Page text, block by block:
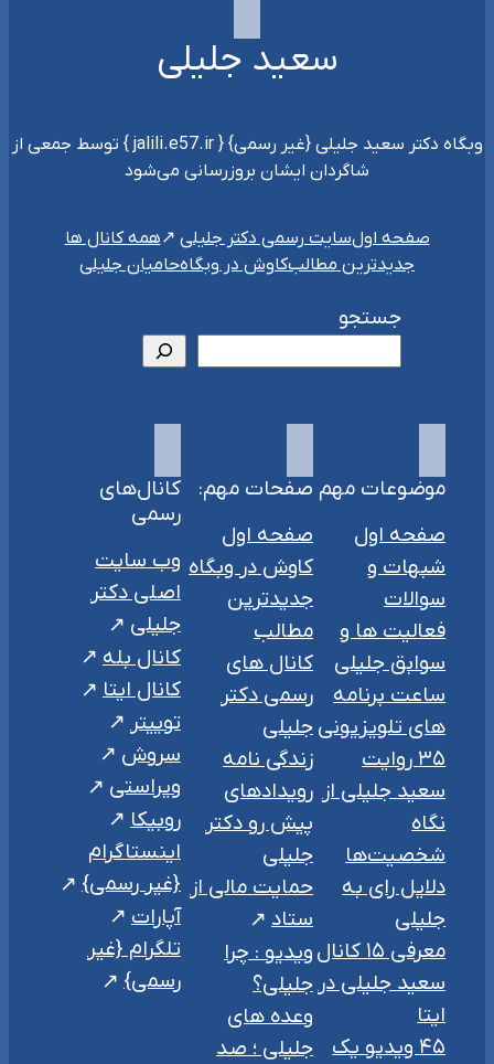
سعید جلیلی
وبگاه دکتر سعید جلیلی {غیر رسمی} { jalili.e57.ir } توسط جمعی از
شاگردان ایشان بروزرسانی می‌شود
صفحه اولسایت رسمی دکتر جلیلی
همه کانال ها
جدیدترین مطالبکاوش در وبگاهحامیان جلیلی
جستجو
موضوعات مهم
صفحه اول
شبهات و
سوالات
فعالیت ها و
سوابق جلیلی
ساعت برنامه
های تلویزیونی
۳۵ روایت
سعید جلیلی از
نگاه
شخصیت‌ها
دلایل رای به
جلیلی
معرفی ۱۵ کانال
سعید جلیلی در
ایتا
۴۵ ویدیو یک
صفحات مهم:
صفحه اول
کاوش در وبگاه
جدیدترین
مطالب
کانال های
رسمی دکتر
جلیلی
زندگی نامه
رویدادهای
پیش رو دکتر
جلیلی
حمایت مالی از
ستاد
ویدیو : چرا
جلیلی؟
وعده های
جلیلی ؛ صد
کانال‌های
رسمی
وب سایت
اصلی دکتر
جلیلی
کانال بله
کانال ایتا
توییتر
سروش
ویراستی
روبیکا
اینستاگرام
{غیر رسمی}
آپارات
تلگرام {غیر
رسمی}